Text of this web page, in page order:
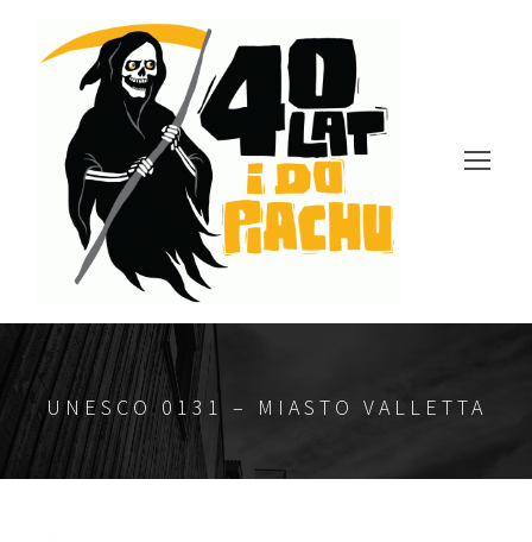
UNESCO 0131 – MIASTO VALLETTA